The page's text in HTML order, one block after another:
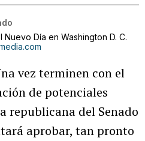
Día en Washington D. C.
vez terminen con el
de potenciales
republicana del Senado
aprobar, tan pronto